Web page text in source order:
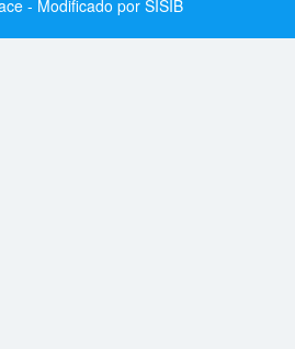
- Modificado por SISIB